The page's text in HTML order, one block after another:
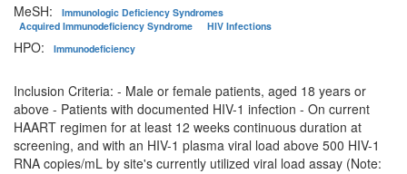
MeSH:
Immunologic Deficiency Syndromes
Acquired Immunodeficiency Syndrome
HIV Infections
HPO: Immunodeficiency
Inclusion Criteria: - Male or female patients, aged 18 years or
above - Patients with documented HIV-1 infection - On current
HAART regimen for at least 12 weeks continuous duration at
screening, and with an HIV-1 plasma viral load above 500 HIV-1
RNA copies/mL by site's currently utilized viral load assay (Note: